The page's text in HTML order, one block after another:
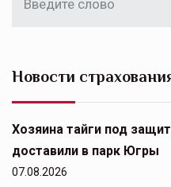
Новости
Хозяина тайги под
доставили в парк Югры
07.08.2026